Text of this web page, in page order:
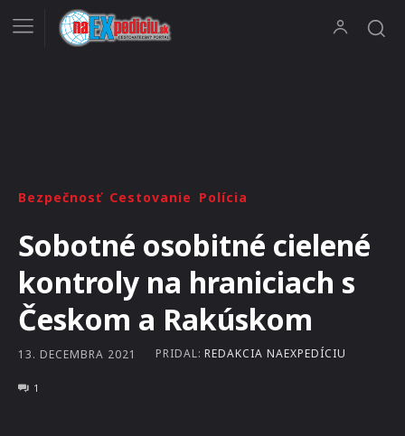
Bezpečnosť Cestovanie Polícia
Sobotné osobitné cielené
kontroly na hraniciach s
Českom a Rakúskom
13. DECEMBRA 2021 PRIDAL: REDAKCIA NAEXPEDÍCIU
1